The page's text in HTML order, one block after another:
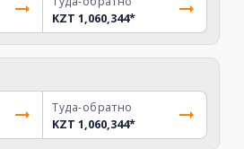
KZT 1,060,344*
Туда-обратно
KZT 1,060,344*